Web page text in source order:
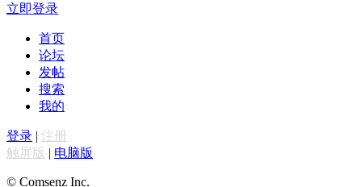
立即登录
首页
论坛
发帖
搜索
我的
登录 | 注册
触屏版 | 电脑版
© Comsenz Inc.